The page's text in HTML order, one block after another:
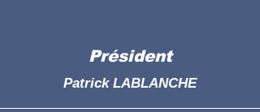
Président
Patrick LABLANCHE